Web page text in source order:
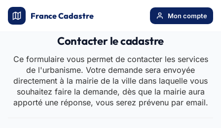
France Cadastre Mon compte
Contacter le cadastre
Ce formulaire vous permet de contacter les services
de l'urbanisme. Votre demande sera envoyée
directement à la mairie de la ville dans laquelle vous
souhaitez faire la demande, dès que la mairie aura
apporté une réponse, vous serez prévenu par email.